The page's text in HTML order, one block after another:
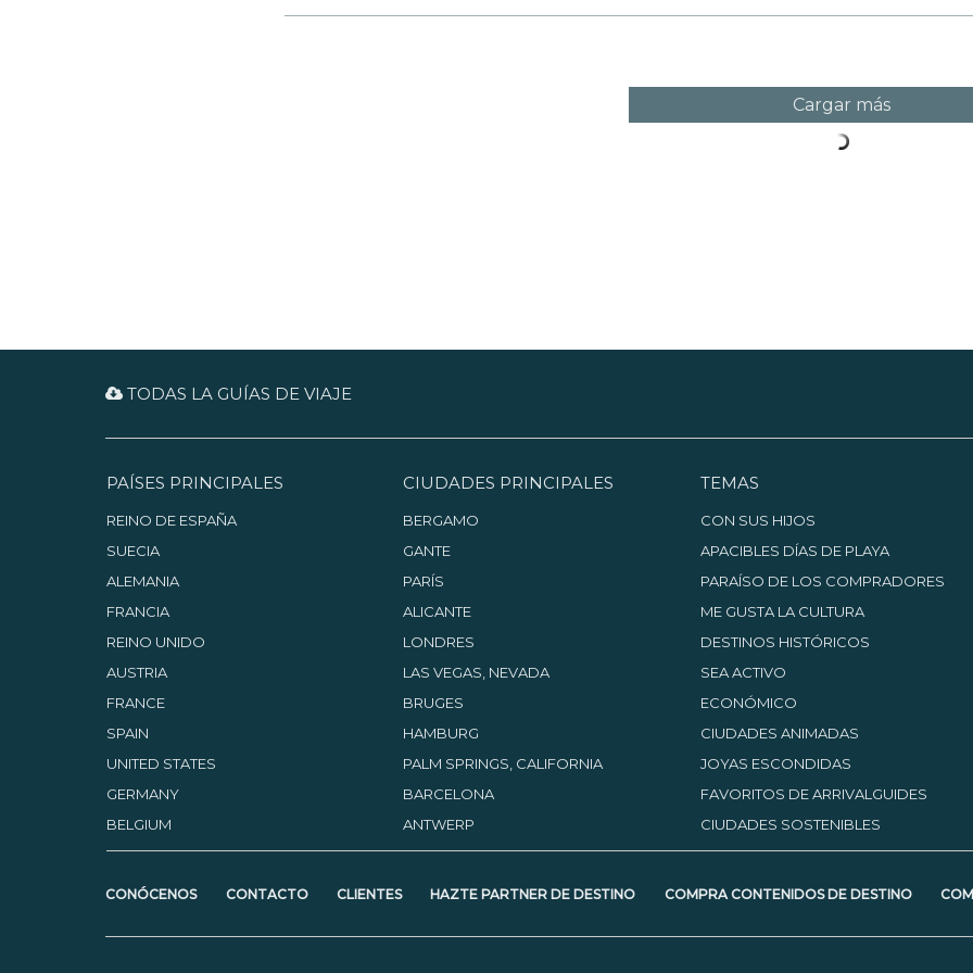
Cargar más
TODAS LA GUÍAS DE VIAJE
PAÍSES PRINCIPALES
REINO DE ESPAÑA
SUECIA
ALEMANIA
FRANCIA
REINO UNIDO
AUSTRIA
FRANCE
SPAIN
UNITED STATES
GERMANY
BELGIUM
CIUDADES PRINCIPALES
BERGAMO
GANTE
PARÍS
ALICANTE
LONDRES
LAS VEGAS, NEVADA
BRUGES
HAMBURG
PALM SPRINGS, CALIFORNIA
BARCELONA
ANTWERP
TEMAS
CON SUS HIJOS
APACIBLES DÍAS DE PLAYA
PARAÍSO DE LOS COMPRADORES
ME GUSTA LA CULTURA
DESTINOS HISTÓRICOS
SEA ACTIVO
ECONÓMICO
CIUDADES ANIMADAS
JOYAS ESCONDIDAS
FAVORITOS DE ARRIVALGUIDES
CIUDADES SOSTENIBLES
CONÓCENOS CONTACTO CLIENTES HAZTE PARTNER DE DESTINO COMPRA CONTENIDOS DE DESTINO